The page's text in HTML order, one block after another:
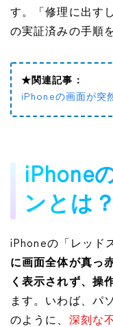
す。「修理に出す
の実証済みの手順
★関連記事：
iPhoneの画面が突
iPhone
ンとは？
iPhoneの「レッド
に画面全体が真っ
く表示されず、操
ます。いわば、パ
のように、 深刻な